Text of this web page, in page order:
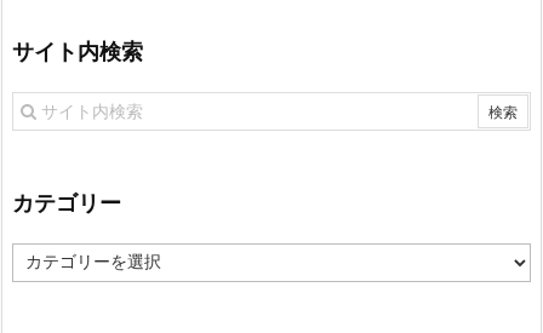
サイト内検索
カテゴリー
カ
テ